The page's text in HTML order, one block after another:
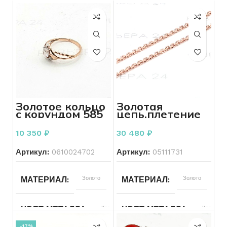
Золотое кольцо
с корундом 585
пробы 1.38
грамма 16 р
10 350 ₽
Артикул: 0610024702
МАТЕРИАЛ Золото
ЦВЕТ МЕТАЛЛА Красный
Золотая
цепь,плетение
якорное, 585
пробы 3.81
грамма
30 480 ₽
Артикул: 05111731
МАТЕРИАЛ Золото
ЦВЕТ МЕТАЛЛА Красный
-17%